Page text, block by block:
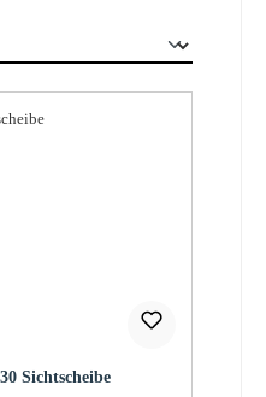
Sichtscheibe